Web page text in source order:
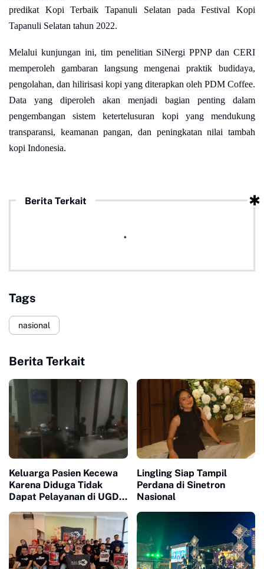
predikat Kopi Terbaik Tapanuli Selatan pada Festival Kopi
Tapanuli Selatan tahun 2022.
Melalui kunjungan ini, tim penelitian SiNergi PPNP dan CERI
memperoleh gambaran langsung mengenai praktik budidaya,
pengolahan, dan hilirisasi kopi yang diterapkan oleh PDM Coffee.
Data yang diperoleh akan menjadi bagian penting dalam
pengembangan sistem ketertelusuran kopi yang mendukung
transparansi, keamanan pangan, dan peningkatan nilai tambah
kopi Indonesia.
Berita Terkait
Tags
nasional
Berita Terkait
Keluarga Pasien Kecewa
Karena Diduga Tidak
Dapat Pelayanan di UGD
Lingling Siap Tampil
Perdana di Sinetron
Nasional